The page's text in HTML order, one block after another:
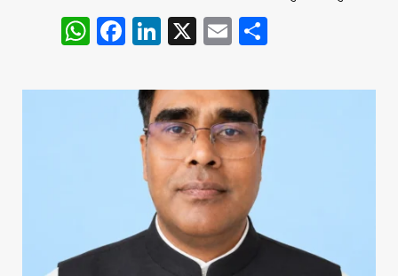
W
at
F
c
e
b
o
k
Li
k
e
dI
n
X E
ai
l
ar
e